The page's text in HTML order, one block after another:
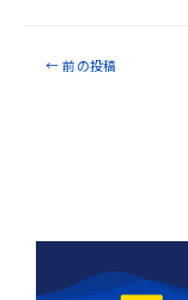
← 前の投稿